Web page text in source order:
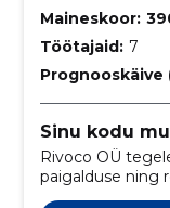
Maineskoor:
Töötajaid: 7
Prognooskäive
Sinu kodu
Rivoco OÜ
paigalduse ning
torutööd, vee ja